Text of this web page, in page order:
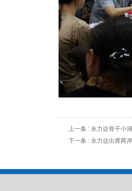
上一条 : 永力达骨干小
下一条 : 永力达出席两